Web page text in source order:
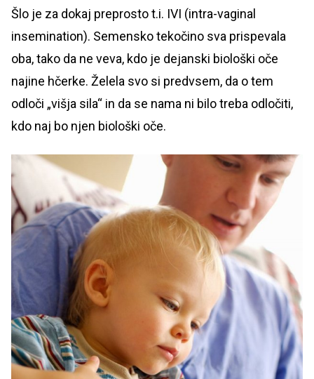
Šlo je za dokaj preprosto t.i. IVI (intra-vaginal
insemination). Semensko tekočino sva prispevala
oba, tako da ne veva, kdo je dejanski biološki oče
najine hčerke. Želela svo si predvsem, da o tem
odloči „višja sila“ in da se nama ni bilo treba odločiti,
kdo naj bo njen biološki oče.